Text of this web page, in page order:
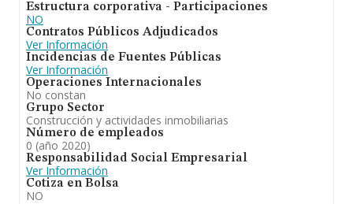
Estructura corporativa - Participaciones
NO
Contratos Públicos Adjudicados
Ver Información
Incidencias de Fuentes Públicas
Ver Información
Operaciones Internacionales
No constan
Grupo Sector
Construcción y actividades inmobiliarias
Número de empleados
0 (año 2020)
Responsabilidad Social Empresarial
Ver Información
Cotiza en Bolsa
NO